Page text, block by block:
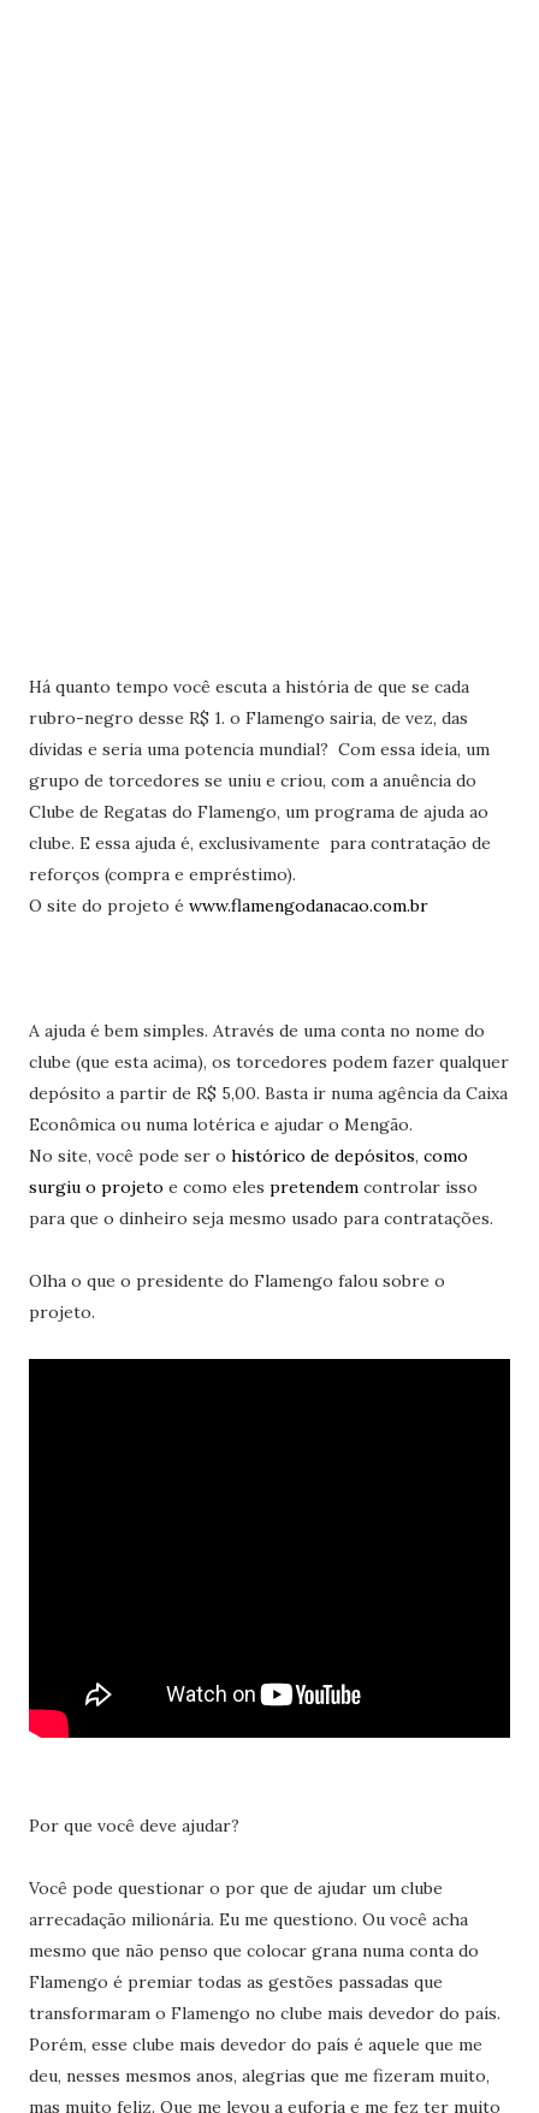
Há quanto tempo você escuta a história de que se cada
rubro-negro desse R$ 1. o Flamengo sairia, de vez, das
dívidas e seria uma potencia mundial? Com essa ideia, um
grupo de torcedores se uniu e criou, com a anuência do
Clube de Regatas do Flamengo, um programa de ajuda ao
clube. E essa ajuda é, exclusivamente para contratação de
reforços (compra e empréstimo).
O site do projeto é www.flamengodanacao.com.br
A ajuda é bem simples. Através de uma conta no nome do
clube (que esta acima), os torcedores podem fazer qualquer
depósito a partir de R$ 5,00. Basta ir numa agência da Caixa
Econômica ou numa lotérica e ajudar o Mengão.
No site, você pode ser o histórico de depósitos, como
surgiu o projeto e como eles pretendemcontrolar isso
para que o dinheiro seja mesmo usado para contratações.
Olha o que o presidente do Flamengo falou sobre o
projeto.
Por que você deve ajudar?
Você pode questionar o por que de ajudar um clube
arrecadação milionária. Eu me questiono. Ou você acha
mesmo que não penso que colocar grana numa conta do
Flamengo é premiar todas as gestões passadas que
transformaram o Flamengo no clube mais devedor do país.
Porém, esse clube mais devedor do país é aquele que me
deu, nesses mesmos anos, alegrias que me fizeram muito,
mas muito feliz. Que me levou a euforia e me fez ter muito